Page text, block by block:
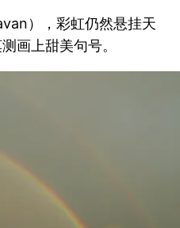
），彩虹仍然悬挂天
画上甜美句号。